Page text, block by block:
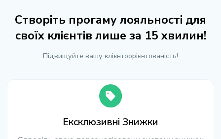
Створіть прогаму лояльності для
своїх клієнтів лише за 15 хвилин!
Підвищуйте вашу клієнтоорієнтованість!
Ексклюзивні Знижки